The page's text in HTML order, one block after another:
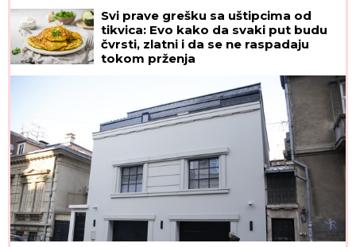
Svi prave grešku sa uštipcima od
tikvica: Evo kako da svaki put budu
čvrsti, zlatni i da se ne raspadaju
tokom prženja